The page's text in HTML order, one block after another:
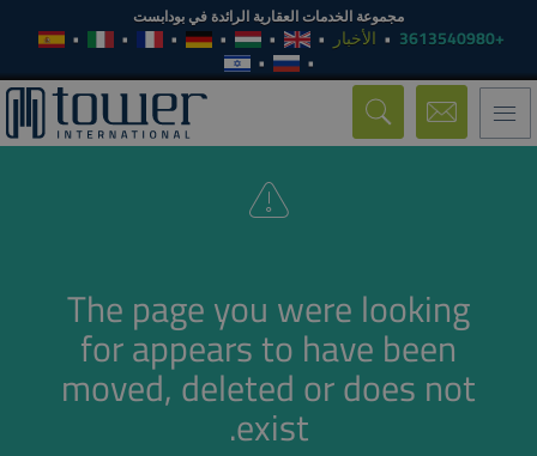
مجموعة الخدمات العقارية الرائدة في بودابست
+3613540980 الأخبار
Toggle
navigation
The page you were looking
for appears to have been
moved, deleted or does not
exist.